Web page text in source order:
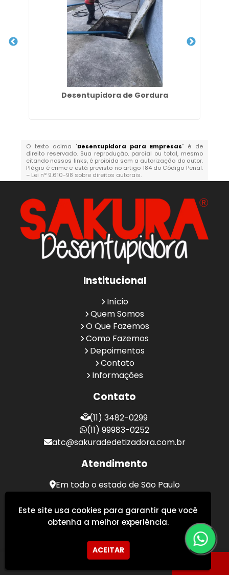
Desentupidora de Gordura
O texto acima "Desentupidora para Empresas" é de
direito reservado. Sua reprodução, parcial ou total, mesmo
citando nossos links, é proibida sem a autorização do autor.
Plágio é crime e está previsto no artigo 184 do Código Penal.
– Lei n° 9.610-98 sobre direitos autorais.
Institucional
Início
Quem Somos
O Que Fazemos
Como Fazemos
Depoimentos
Contato
Informações
Contato
(11) 3482-0299
(11) 99983-0252
atc@sakuradedetizadora.com.br
Atendimento
Em todo o estado de São Paulo
Este site usa cookies para garantir que você
obtenha a melhor experiência.
ACEITAR